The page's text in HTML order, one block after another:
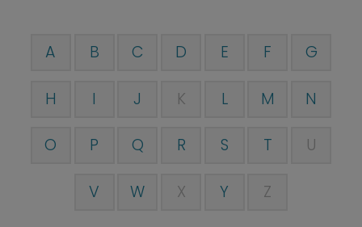
A B C D E F G
H I J K L M N
O P Q R S T U
V W X Y Z